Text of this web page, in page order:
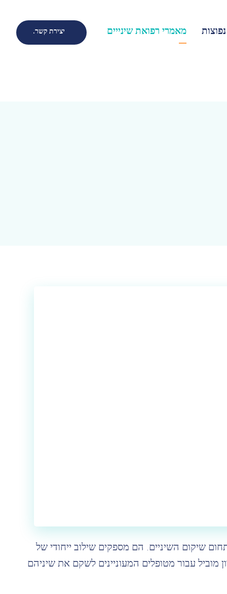
יצירת קשר. מאמרי רפואת שינייים
שיקום השיניים. הם מספקים שילוב ייחודי של
עבור מטופלים המעוניינים לשקם את שיניהם